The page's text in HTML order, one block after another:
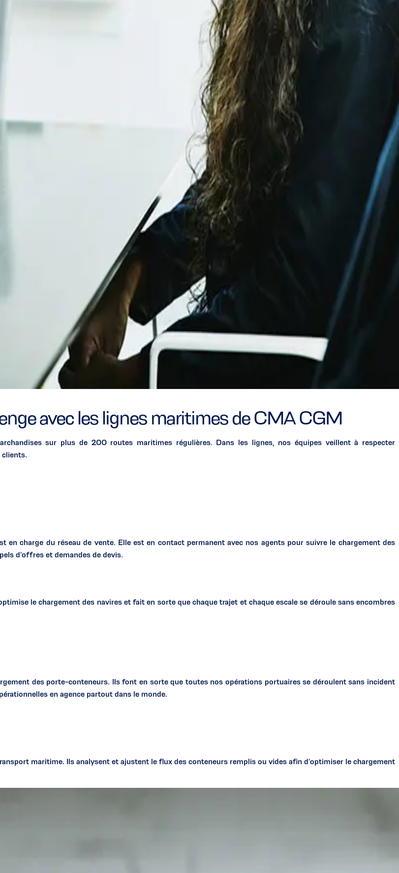
avec les lignes maritimes de CMA CGM
sur plus de 200 routes maritimes régulières. Dans les lignes, nos équipes veillent à respecter
clients.
charge du réseau de vente. Elle est en contact permanent avec nos agents pour suivre le chargement des
d'offres et demandes de devis.
le chargement des navires et fait en sorte que chaque trajet et chaque escale se déroule sans encombres
des porte-conteneurs. Ils font en sorte que toutes nos opérations portuaires se déroulent sans incident
en agence partout dans le monde.
maritime. Ils analysent et ajustent le flux des conteneurs remplis ou vides afin d'optimiser le chargement